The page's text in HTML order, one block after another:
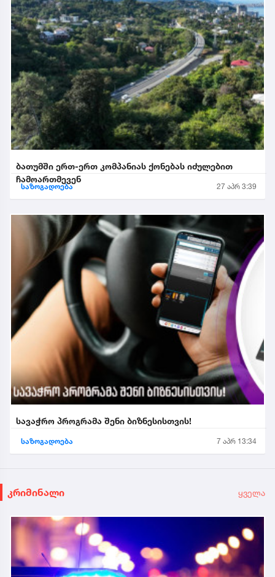
ბათუმში ერთ-ერთ კომპანიას ქონებას იძულებით
ჩამოართმევენ
საზოგადოება 27 აპრ 3:39
სავაჭრო პროგრამა შენი ბიზნესისთვის!
საზოგადოება 7 აპრ 13:34
კრიმინალი ყველა